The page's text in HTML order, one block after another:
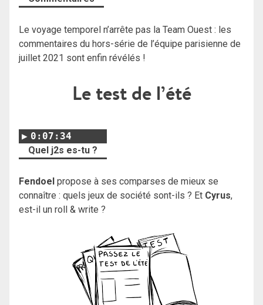
Le voyage temporel n’arrête pas la Team Ouest : les
commentaires du hors-série de l’équipe parisienne de
juillet 2021 sont enfin révélés !
Le test de l’été
0:07:34
Quel j2s es-tu ?
Fendoel propose à ses comparses de mieux se
connaître : quels jeux de société sont-ils ? Et Cyrus,
est-il un roll & write ?